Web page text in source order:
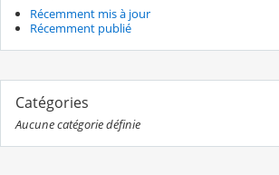
Récemment mis à jour
Récemment publié
Catégories
Aucune catégorie définie